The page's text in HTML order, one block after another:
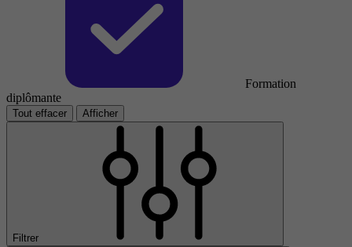
Formation
diplômante
Tout effacer Afficher
Filtrer